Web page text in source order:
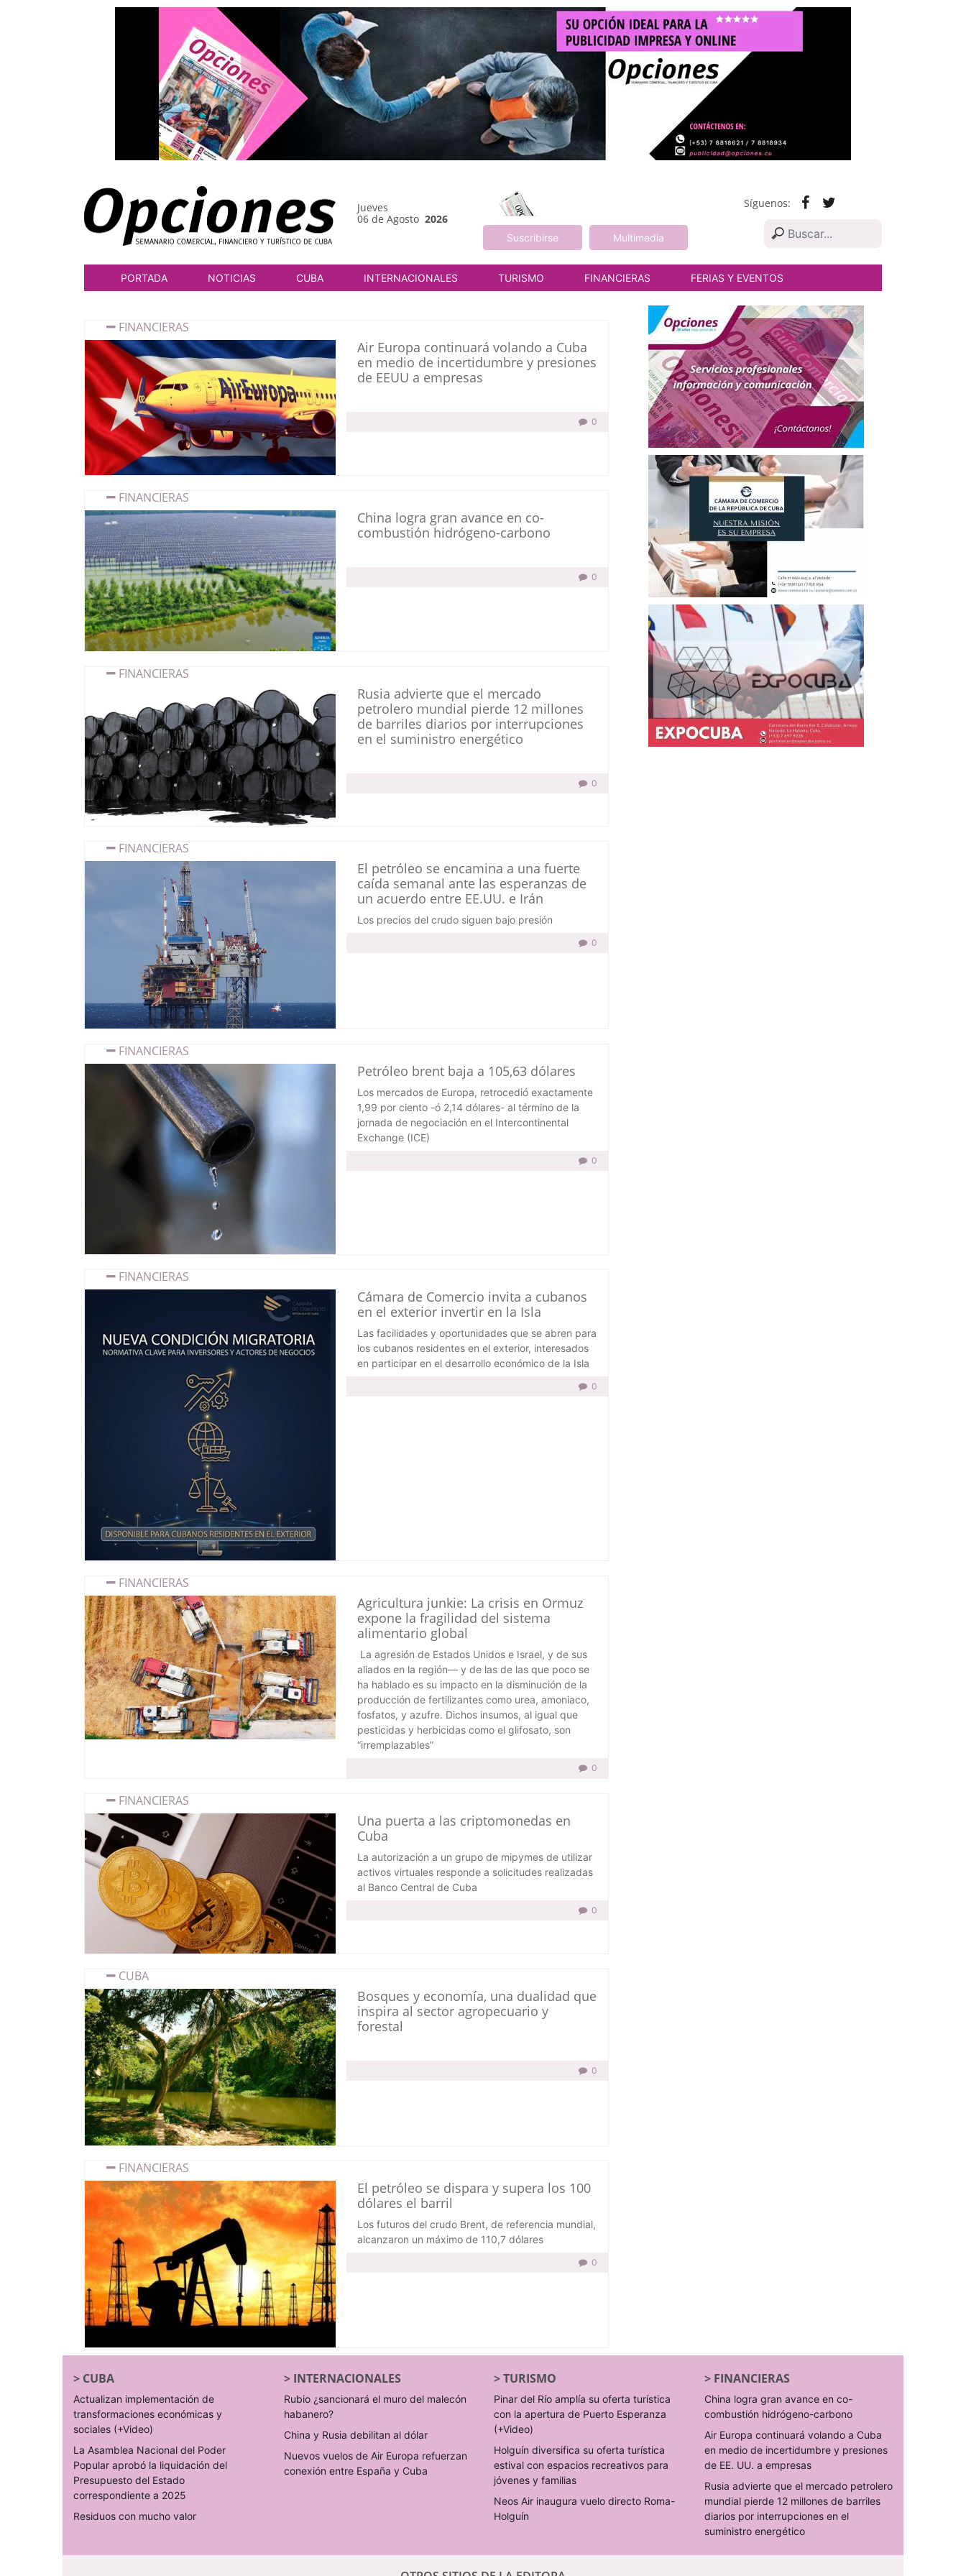
Jueves
06 de Agosto 2026
Suscribirse Multimedia
Síguenos:
PORTADA NOTICIAS CUBA INTERNACIONALES TURISMO FINANCIERAS FERIAS Y EVENTOS
FINANCIERAS
Air Europa continuará volando a Cuba
en medio de incertidumbre y presiones
de EEUU a empresas
0
FINANCIERAS
China logra gran avance en co-
combustión hidrógeno-carbono
0
FINANCIERAS
Rusia advierte que el mercado
petrolero mundial pierde 12 millones
de barriles diarios por interrupciones
en el suministro energético
0
FINANCIERAS
El petróleo se encamina a una fuerte
caída semanal ante las esperanzas de
un acuerdo entre EE.UU. e Irán
Los precios del crudo siguen bajo presión
0
FINANCIERAS
Petróleo brent baja a 105,63 dólares
Los mercados de Europa, retrocedió exactamente
1,99 por ciento -ó 2,14 dólares- al término de la
jornada de negociación en el Intercontinental
Exchange (ICE)
0
FINANCIERAS
Cámara de Comercio invita a cubanos
en el exterior invertir en la Isla
Las facilidades y oportunidades que se abren para
los cubanos residentes en el exterior, interesados
en participar en el desarrollo económico de la Isla
0
FINANCIERAS
Agricultura junkie: La crisis en Ormuz
expone la fragilidad del sistema
alimentario global
La agresión de Estados Unidos e Israel, y de sus
aliados en la región— y de las de las que poco se
ha hablado es su impacto en la disminución de la
producción de fertilizantes como urea, amoniaco,
fosfatos, y azufre. Dichos insumos, al igual que
pesticidas y herbicidas como el glifosato, son
“irremplazables”
0
FINANCIERAS
Una puerta a las criptomonedas en
Cuba
La autorización a un grupo de mipymes de utilizar
activos virtuales responde a solicitudes realizadas
al Banco Central de Cuba
0
CUBA
Bosques y economía, una dualidad que
inspira al sector agropecuario y
forestal
0
FINANCIERAS
El petróleo se dispara y supera los 100
dólares el barril
Los futuros del crudo Brent, de referencia mundial,
alcanzaron un máximo de 110,7 dólares
0
> CUBA
Actualizan implementación de
transformaciones económicas y
sociales (+Video)
La Asamblea Nacional del Poder
Popular aprobó la liquidación del
Presupuesto del Estado
correspondiente a 2025
Residuos con mucho valor
> INTERNACIONALES
Rubio ¿sancionará el muro del malecón
habanero?
China y Rusia debilitan al dólar
Nuevos vuelos de Air Europa refuerzan
conexión entre España y Cuba
>TURISMO
Pinar del Río amplía su oferta turística
con la apertura de Puerto Esperanza
(+Video)
Holguín diversifica su oferta turística
estival con espacios recreativos para
jóvenes y familias
Neos Air inaugura vuelo directo Roma-
Holguín
> FINANCIERAS
China logra gran avance en co-
combustión hidrógeno-carbono
Air Europa continuará volando a Cuba
en medio de incertidumbre y presiones
de EE. UU. a empresas
Rusia advierte que el mercado petrolero
mundial pierde 12 millones de barriles
diarios por interrupciones en el
suministro energético